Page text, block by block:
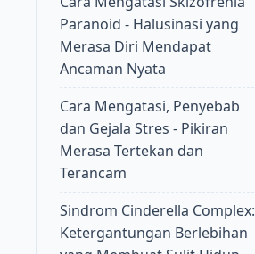
Paranoid - Halusinasi yang
Merasa Diri Mendapat
Ancaman Nyata
Cara Mengatasi, Penyebab
dan Gejala Stres - Pikiran
Merasa Tertekan dan
Terancam
Sindrom Cinderella Complex:
Ketergantungan Berlebihan